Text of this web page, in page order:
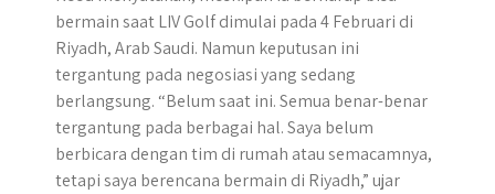
bermain saat LIV Golf dimulai pada 4 Februari di
Riyadh, Arab Saudi. Namun keputusan ini
tergantung pada negosiasi yang sedang
berlangsung. “Belum saat ini. Semua benar-benar
tergantung pada berbagai hal. Saya belum
berbicara dengan tim di rumah atau semacamnya,
tetapi saya berencana bermain di Riyadh,” ujar